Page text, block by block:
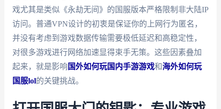
戏尤其是类似《永劫无间》的国服版本严格限制非大陆IP
访问。普通VPN设计的初衷是保证你的上网行为匿名，
并没有考虑到游戏数据传输需要极低延迟和高稳定性，
对很多游戏进行网络加速显得束手无策。这些因素叠加
起来，就是影响 国外如何玩国内手游游戏和海外如何玩
国服lol的关键挑战。